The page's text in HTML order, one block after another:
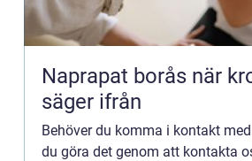
Naprapat borås när kroppen
säger ifrån
Behöver du komma i kontakt
du göra det genom att kontakta